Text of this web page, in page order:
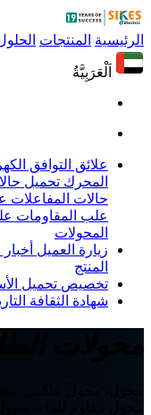
الرئيسية المنتجات
اَلْعَرَبِيَّةُ
علائق التوافق
المحرك تحميل
حالات المفاعلات
علب المقاومات
المحولات
زيارة العميل
المنتج
تخصيص تحميل
شهادة الثقافة